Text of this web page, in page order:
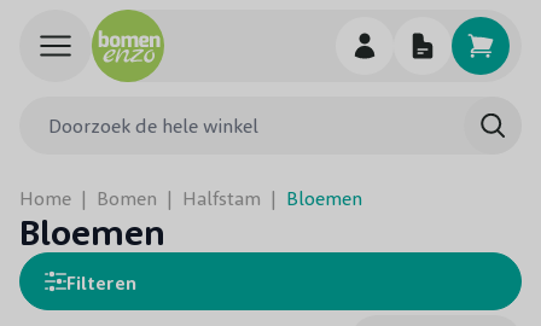
Ga naar de inhoud
Home | Bomen | Halfstam | Bloemen
Bloemen
Filteren